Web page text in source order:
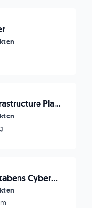
Junior Infrastructure Plattform Engineer
Försvarsstabens Cyberenhet söker Handläggare för arbete med Nato integration inklusive Nato standardisering